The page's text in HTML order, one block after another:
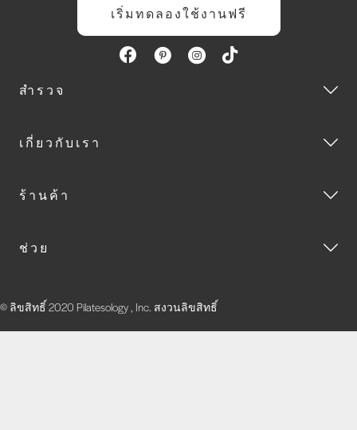
เริ่มทดลองใช้งานฟรี
สำรวจ
เกี่ยวกับเรา
ร้านค้า
ช่วย
© ลิขสิทธิ์ 2020 Pilatesology , Inc. สงวนลิขสิทธิ์